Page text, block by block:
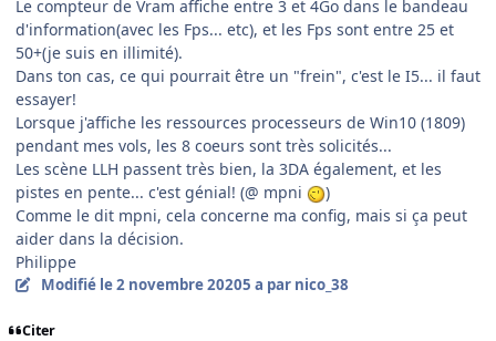
Le compteur de Vram affiche entre 3 et 4Go dans le bandeau
d'information(avec les Fps... etc), et les Fps sont entre 25 et
50+(je suis en illimité).
Dans ton cas, ce qui pourrait être un "frein", c'est le I5... il faut
essayer!
Lorsque j'affiche les ressources processeurs de Win10 (1809)
pendant mes vols, les 8 coeurs sont très solicités...
Les scène LLH passent très bien, la 3DA également, et les
pistes en pente... c'est génial! (@ mpni
)
Comme le dit mpni, cela concerne ma config, mais si ça peut
aider dans la décision.
Philippe
Modifié le 2 novembre 20205 a par nico_38
Citer